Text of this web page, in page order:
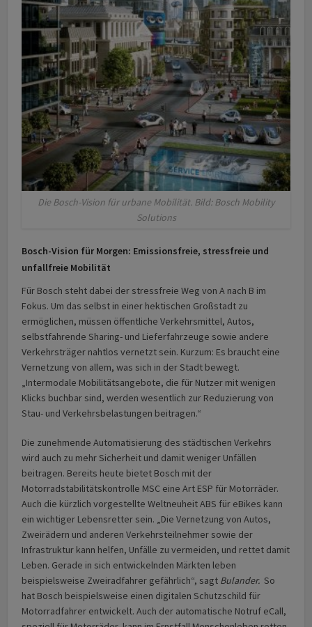
Die Bosch-Vision für urbane Mobilität. Bild: Bosch Mobility
Solutions
Bosch-Vision für Morgen: Emissionsfreie, stressfreie und
unfallfreie Mobilität
Für Bosch steht dabei der stressfreie Weg von A nach B im
Fokus. Um das selbst in einer hektischen Großstadt zu
ermöglichen, müssen öffentliche Verkehrsmittel, Autos,
selbstfahrende Sharing- und Lieferfahrzeuge sowie andere
Verkehrsträger nahtlos vernetzt sein. Kurzum: Es braucht eine
Vernetzung von allem, was sich in der Stadt bewegt.
„Intermodale Mobilitätsangebote, die für Nutzer mit wenigen
Klicks buchbar sind, werden wesentlich zur Reduzierung von
Stau- und Verkehrsbelastungen beitragen.“
Die zunehmende Automatisierung des städtischen Verkehrs
wird auch zu mehr Sicherheit und damit weniger Unfällen
beitragen. Bereits heute bietet Bosch mit der
Motorradstabilitätskontrolle MSC eine Art ESP für Motorräder.
Auch die kürzlich vorgestellte Weltneuheit ABS für eBikes kann
ein wichtiger Lebensretter sein. „Die Vernetzung von Autos,
Zweirädern und anderen Verkehrsteilnehmer sowie der
Infrastruktur kann helfen, Unfälle zu vermeiden, und rettet damit
Leben. Gerade in sich entwickelnden Märkten leben
beispielsweise Zweiradfahrer gefährlich“, sagt Bulander. So
hat Bosch beispielsweise einen digitalen Schutzschild für
Motorradfahrer entwickelt. Auch der automatische Notruf eCall,